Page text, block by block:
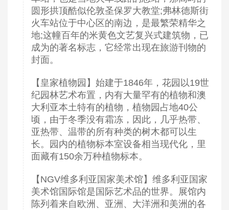
圆形拱顶酷似伦敦圣保罗大教堂;弗林德斯街
火车站位于中心区的南边，是最繁荣精华之
地;这幢百年的米黄色文艺复兴式建筑物，已
成为的著名标志，它经常出现在旅游刊物的
封面。
【皇家植物园】始建于1846年，花园以19世
纪园林艺术布置，内有大量罕有的植物和澳
大利亚本土特有的植物，植物园占地40公
顷，由于冬季没有霜冻，因此，几乎热带、
亚热带、温带的所有种类的树木都可以生
长。园内的植物标本室设备相当现代化，里
面藏有150余万种植物标本。
【NGV维多利亚国家美术馆】维多利亚国家
美术馆国际馆是国际艺术品的世界。展馆内
陈列着来自欧洲、亚洲、大洋洲和美洲的各